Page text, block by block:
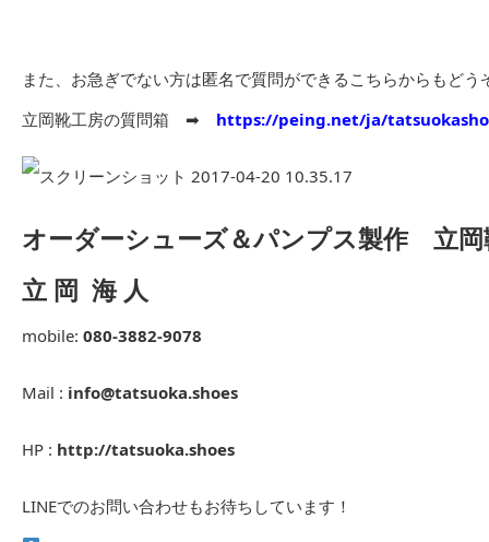
また、お急ぎでない方は匿名で質問ができるこちらからもどう
立岡靴工房の質問箱 ➡︎ https://peing.net/ja/
オーダーシューズ＆パンプス製作 立岡
立 岡 海 人
mobile: 080-3882-9078
Mail : info@tatsuoka.shoes
HP : http://tatsuoka.shoes
LINEでのお問い合わせもお待ちしています！